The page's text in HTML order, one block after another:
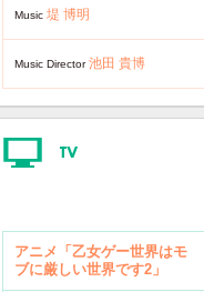
Music 堤 博明
Music Director池田 貴博
アニメ「乙女ゲー世界はモ
ブに厳しい世界です2」